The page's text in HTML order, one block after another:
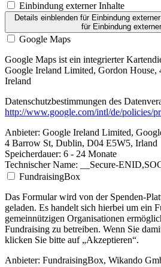
Einbindung externer Inhalte
Details einblendenfür Einbindung
für Einbindung
Google Maps
Google Maps ist ein integrierter
Google Ireland Limited, Gordon
Ireland
Datenschutzbestimmungen des
http://www.google.com/intl/de/policies/
Anbieter: Google Ireland Limited,
4 Barrow St, Dublin, D04 E5W5, Irland
Speicherdauer: 6 - 24 Monate
Technischer Name: __Secure-
FundraisingBox
Das Formular wird von der Spenden-
geladen. Es handelt sich hierbei um ein
gemeinnützigen Organisationen
Fundraising zu betreiben. Wenn Sie
klicken Sie bitte auf „Akzeptieren“.
Anbieter: FundraisingBox, Wikando